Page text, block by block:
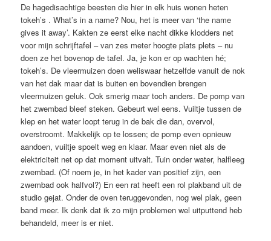
De hagedisachtige beesten die hier in elk huis wonen heten
tokeh’s . What’s in a name? Nou, het is meer van ‘the name
gives it away’. Kakten ze eerst elke nacht dikke klodders net
voor mijn schrijftafel – van zes meter hoogte plats plets – nu
doen ze het bovenop de tafel. Ja, je kon er op wachten hé;
tokeh’s. De vleermuizen doen weliswaar hetzelfde vanuit de nok
van het dak maar dat is buiten en bovendien brengen
vleermuizen geluk. Ook smerig maar toch anders. De pomp van
het zwembad bleef steken. Gebeurt wel eens. Vuiltje tussen de
klep en het water loopt terug in de bak die dan, overvol,
overstroomt. Makkelijk op te lossen; de pomp even opnieuw
aandoen, vuiltje spoelt weg en klaar. Maar even niet als de
elektriciteit net op dat moment uitvalt. Tuin onder water, halfleeg
zwembad. (Of noem je, in het kader van positief zijn, een
zwembad ook halfvol?) En een rat heeft een rol plakband uit de
studio gejat. Onder de oven teruggevonden, nog wel plak, geen
band meer. Ik denk dat ik zo mijn problemen wel uitputtend heb
behandeld, meer is er niet.